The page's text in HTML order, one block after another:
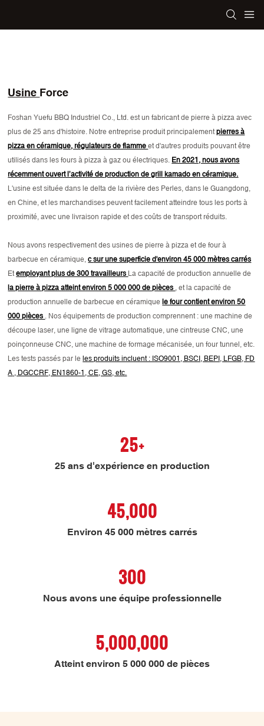
Usine Force
Foshan Yuefu BBQ Industriel Co., Ltd. est un fabricant de pierre à pizza avec
plus de 25 ans d'histoire. Notre entreprise produit principalementpierres à
pizza en céramique, régulateurs de flammeet d'autres produits pouvant être
utilisés dans les fours à pizza à gaz ou électriques. En 2021, nous avons
récemment ouvert l’activité de production de grill kamado en céramique.
L'usine est située dans le delta de la rivière des Perles, dans le Guangdong,
en Chine, et les marchandises peuvent facilement atteindre tous les ports à
proximité, avec une livraison rapide et des coûts de transport réduits.
Nous avons respectivement des usines de pierre à pizza et de four à
barbecue en céramique,csur une superficie d'environ 45 000 mètres carrés
Etemployant plus de 300 travailleurs La capacité de production annuelle de
la pierre à pizza atteint environ 5 000 000 de pièces
, et la capacité de
production annuelle de barbecue en céramiquele four contient environ 50
000 pièces
. Nos équipements de production comprennent : une machine de
découpe laser, une ligne de vitrage automatique, une cintreuse CNC, une
poinçonneuse CNC, une machine de formage mécanisée, un four tunnel, etc.
Les tests passés par leles produits incluent : ISO9001, BSCI, BEPI, LFGB, FD
A , DGCCRF, EN1860-1, CE, GS, etc.
25+
25 ans d'expérience en production
45,000
Environ 45 000 mètres carrés
300
Nous avons une équipe professionnelle
5,000,000
Atteint environ 5 000 000 de pièces